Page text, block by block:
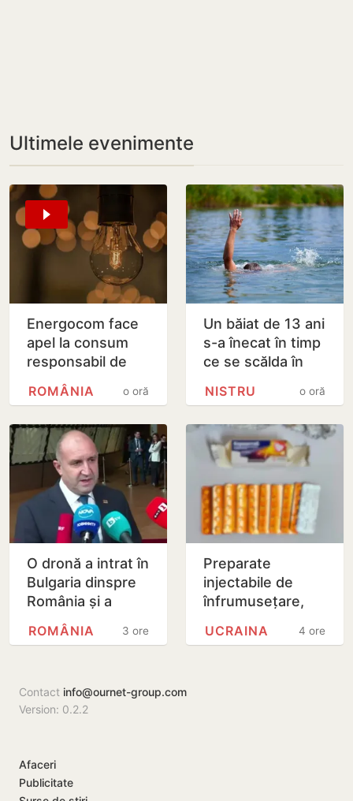
Ultimele evenimente
Energocom face
apel la consum
responsabil de
energie în orele
de vârfe vârf
o oră
ROMÂNIA
Un băiat de 13 ani
s-a înecat în timp
ce se scălda în
neautorizată dino oră
NISTRU
O dronă a intrat în
Bulgaria dinspre
România și a
explodat în
apropierea unui3 ore
ROMÂNIA
Preparate
injectabile de
înfrumusețare,
colet poștal,
4 ore
UCRAINA
Contact info@ournet-group.com
Version: 0.2.2
Afaceri
Publicitate